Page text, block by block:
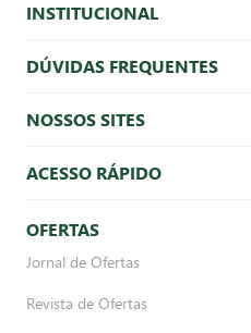
INSTITUCIONAL
DÚVIDAS FREQUENTES
NOSSOS SITES
ACESSO RÁPIDO
OFERTAS
Jornal de Ofertas
Revista de Ofertas